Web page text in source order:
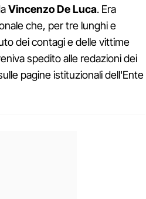
Vincenzo De Luca. Era
che, per tre lunghi e
dei contagi e delle vittime
spedito alle redazioni dei
pagine istituzionali dell'Ente